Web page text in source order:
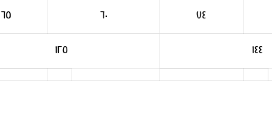
٧٤ ٦٠ ٦٥
١٤٤
١٢٥